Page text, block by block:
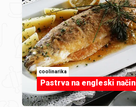
coolinarika
Pastrva na engleski način